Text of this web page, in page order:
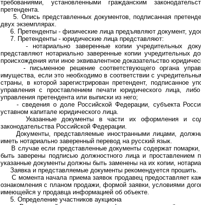
требованиями, установленными гражданским
претендента.
5. Опись представленных документов, подписанная
двух экземплярах.
6. Претенденты - физические лица предъявляют документ,
7. Претенденты - юридические лица представляют:
- нотариально заверенные копии учредительных
представляют нотариально заверенные копии учредительных
происхождения или иное эквивалентное доказательство
- письменное решение соответствующего органа
имущества, если это необходимо в соответствии с
страны, в которой зарегистрирован претендент, подписанное
управления с проставлением печати юридического лица,
управления претендента или выписки из него;
- сведения о доле Российской Федерации, субъекта
уставном капитале юридического лица.
Указанные документы в части их оформления и
законодательства Российской Федерации.
Документы, представляемые иностранными лицами,
иметь нотариально заверенный перевод на русский язык.
В случае если представленные документы содержат
быть заверены подписью должностного лица и проставлением
указанные документы должны быть заменены на их копии,
Заявка и представляемые документы рекомендуется прошить.
С момента начала приема заявок продавец предоставляет
ознакомления с планом продажи, формой заявки, условиями
имеющейся у продавца информацией об объекте.
5. Определение участников аукциона